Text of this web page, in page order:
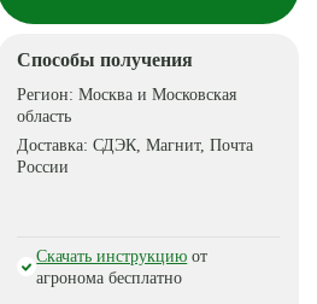
Способы получения
Регион:Москва и Московская
область
Доставка:СДЭК, Магнит, Почта
России
Скачать инструкцию от
агронома бесплатно